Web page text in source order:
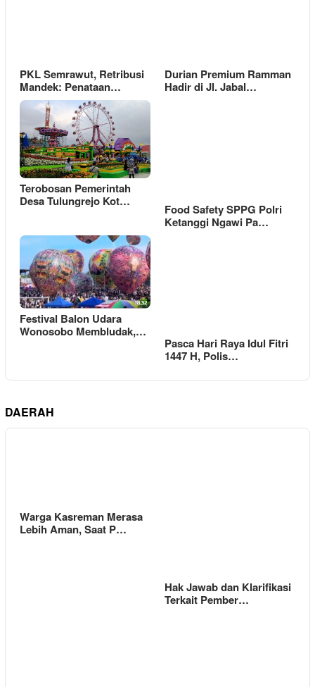
PKL Semrawut, Retribusi
Mandek: Penataan…
Durian Premium Ramman
Hadir di Jl. Jabal…
Terobosan Pemerintah
Desa Tulungrejo Kot…
Food Safety SPPG Polri
Ketanggi Ngawi Pa…
Festival Balon Udara
Wonosobo Membludak,…
Pasca Hari Raya Idul Fitri
1447 H, Polis…
DAERAH
Warga Kasreman Merasa
Lebih Aman, Saat P…
Hak Jawab dan Klarifikasi
Terkait Pember…